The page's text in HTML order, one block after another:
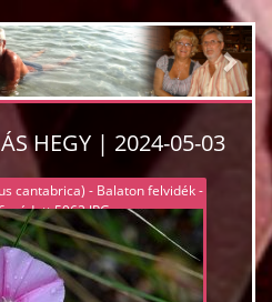
HEGY | 2024-05-03
cantabrica) - Balaton felvidék -
védett 5962.JPG